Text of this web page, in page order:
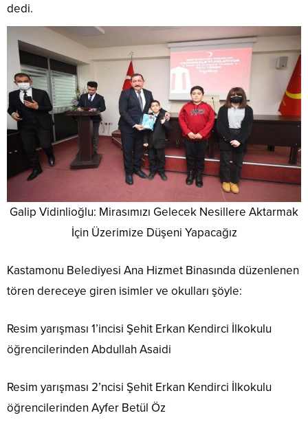
dedi.
Galip Vidinlioğlu: Mirasımızı Gelecek Nesillere Aktarmak
İçin Üzerimize Düşeni Yapacağız
Kastamonu Belediyesi Ana Hizmet Binasında düzenlenen
tören dereceye giren isimler ve okulları şöyle:
Resim yarışması 1’incisi Şehit Erkan Kendirci İlkokulu
öğrencilerinden Abdullah Asaidi
Resim yarışması 2’ncisi Şehit Erkan Kendirci İlkokulu
öğrencilerinden Ayfer Betül Öz